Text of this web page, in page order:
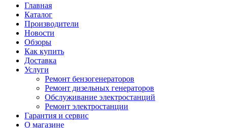
Главная
Каталог
Производители
Новости
Обзоры
Как купить
Доставка
Услуги
Ремонт бензогенераторов
Ремонт дизельных генераторов
Обслуживание электростанций
Ремонт электростанции
Гарантия и сервис
О магазине